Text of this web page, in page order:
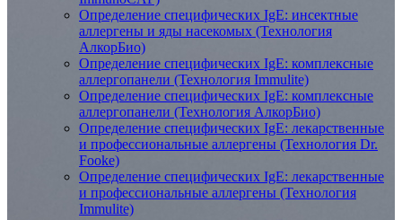
Определение специфических IgE: инсектные
аллергены и яды насекомых (Технология
АлкорБио)
Определение специфических IgE: комплексные
аллергопанели (Технология Immulite)
Определение специфических IgE: комплексные
аллергопанели (Технология АлкорБио)
Определение специфических IgE: лекарственные
и профессиональные аллергены (Технология Dr.
Fooke)
Определение специфических IgE: лекарственные
и профессиональные аллергены (Технология
Immulite)